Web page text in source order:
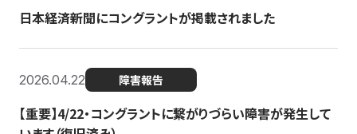
日本経済新聞にコングラントが掲載されました
2026.04.22 障害報告
【重要】4/22・コングラントに繋がりづらい障害が発生して